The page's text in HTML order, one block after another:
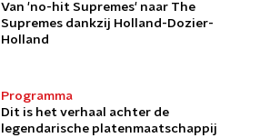
Van 'no-hit Supremes' naar The
Supremes dankzij Holland-Dozier-
Holland
Programma
Dit is het verhaal achter de
legendarische platenmaatschappij